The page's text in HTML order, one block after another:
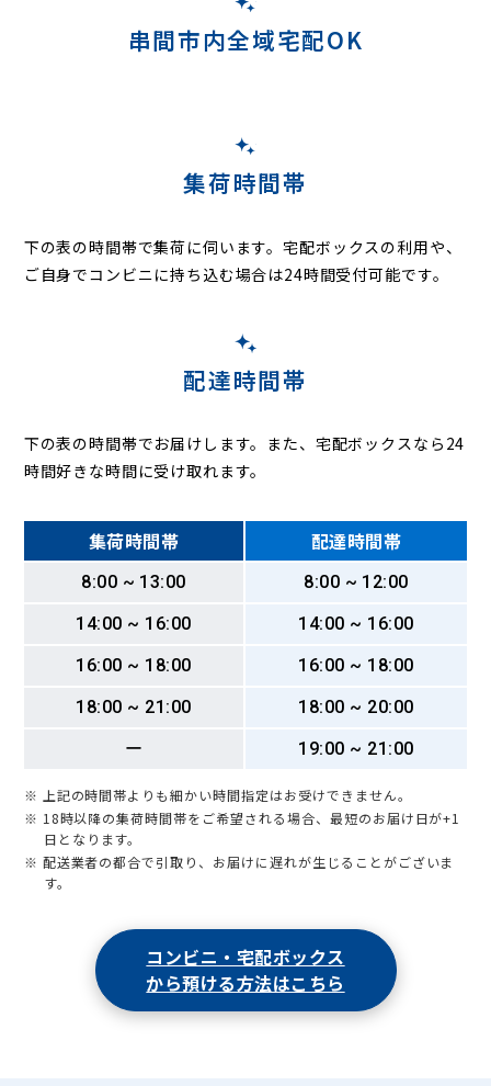
串間市内全域宅配OK
集荷時間帯
下の表の時間帯で集荷に伺います。宅配ボックスの利用や、
ご自身でコンビニに持ち込む場合は24時間受付可能です。
配達時間帯
下の表の時間帯でお届けします。また、宅配ボックスなら24
時間好きな時間に受け取れます。
集荷時間帯 配達時間帯
8:00 ~ 13:00
8:00 ~ 12:00
14:00 ~ 16:00
14:00 ~ 16:00
16:00 ~ 18:00
16:00 ~ 18:00
18:00 ~ 21:00
18:00 ~ 20:00
ー
19:00 ~ 21:00
※ 上記の時間帯よりも細かい時間指定はお受けできません。
※ 18時以降の集荷時間帯をご希望される場合、最短のお届け日が+1
日となります。
※ 配送業者の都合で引取り、お届けに遅れが生じることがございま
す。
コンビニ・宅配ボックス
から預ける方法はこちら